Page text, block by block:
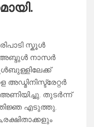
സ്കൂൾ
അബ്ദുൾ നാസർ
തുടർന്ന്
എടുത്തു.